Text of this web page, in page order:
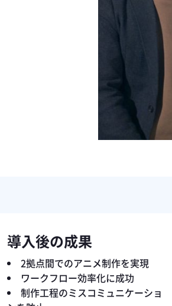
導入後の成果
2拠点間でのアニメ制作を実現
ワークフロー効率化に成功
制作工程のミスコミュニケーショ